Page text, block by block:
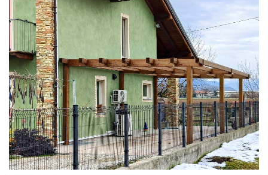
STRUTTURA ADDOSSATA IN LAMELLARE SU MISURA